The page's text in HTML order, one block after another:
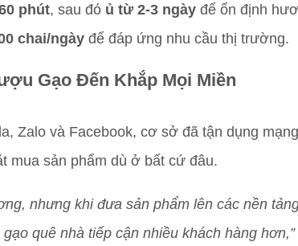
phút, sau đó ủ từ 2-3 ngày để ổn định
chai/ngày để đáp ứng nhu cầu thị trường.
Gạo Đến Khắp Mọi Miền
Zalo và Facebook, cơ sở đã tận dụng
mua sản phẩm dù ở bất cứ đâu.
nhưng khi đưa sản phẩm lên các nền
quê nhà tiếp cận nhiều khách hàng hơn,”